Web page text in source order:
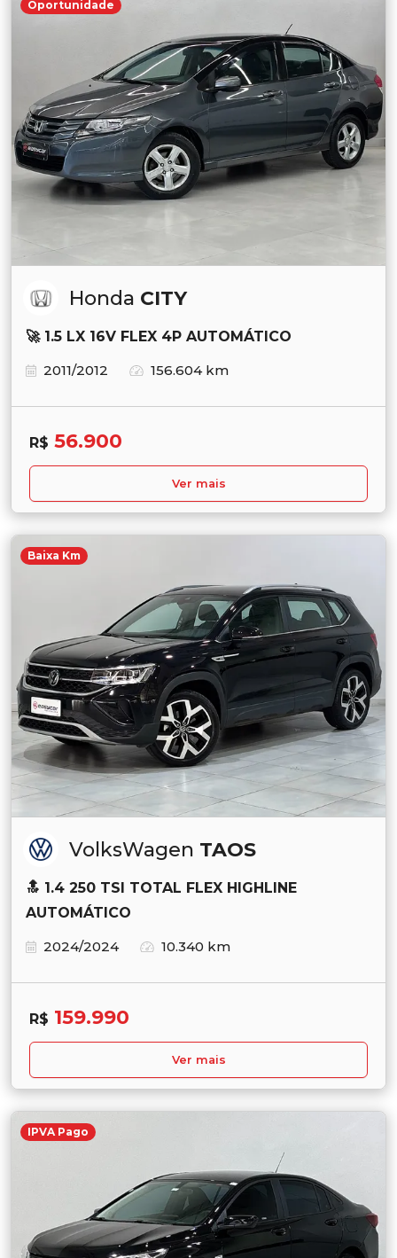
Oportunidade
Honda CITY
🚀 1.5 LX 16V FLEX 4P AUTOMÁTICO
2011/2012
156.604 km
R$ 56.900
Ver mais
Baixa Km
VolksWagen TAOS
🔝 1.4 250 TSI TOTAL FLEX HIGHLINE
AUTOMÁTICO
2024/2024
10.340 km
R$ 159.990
Ver mais
IPVA Pago